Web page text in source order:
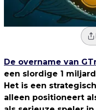
De overname van
een slordige 1
Het is een
alleen positioneert